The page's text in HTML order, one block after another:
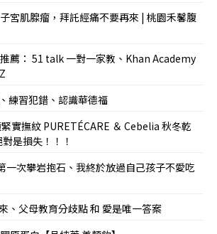
宮肌腺瘤，拜託經痛不要再來 | 桃園禾馨腹
薦： 51 talk 一對一家教、Khan Academy
練習犯錯、認識華德福
緊實撫紋 PURETÉCARE ＆ Cebelia 秋冬乾
是損失！！！
一次攀岩抱石、我終於放過自己孩子不愛吃
、父母教育分歧點 和 愛是唯一答案